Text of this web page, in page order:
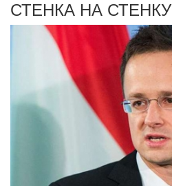
СТЕНКА НА СТЕНКУ